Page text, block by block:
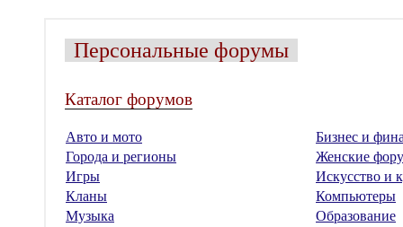
Персональные форумы
Каталог форумов
Авто и мото
Бизнес и
Города и регионы
Женские
Игры
Искусство и
Кланы
Компьютеры
Музыка
Образование